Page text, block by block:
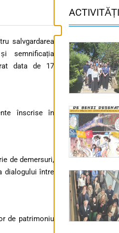
salvgardarea
semnificația
data de 17
înscrise în
de demersuri,
dialogului între
de patrimoniu